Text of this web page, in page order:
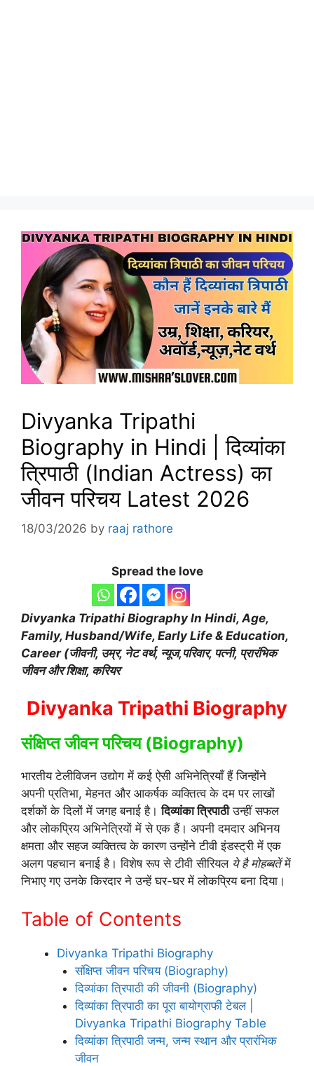
Divyanka Tripathi
Biography in Hindi | दिव्यांका
त्रिपाठी (Indian Actress) का
जीवन परिचय Latest 2026
18/03/2026 by raaj rathore
Spread the love
Divyanka Tripathi BiographyIn Hindi, Age,
Family, Husband/Wife, Early Life & Education,
Career (जीवनी, उम्र, नेट वर्थ, न्यूज,परिवार, पत्नी, प्रारंभिक
जीवन और शिक्षा, करियर
Divyanka Tripathi Biography
संक्षिप्त जीवन परिचय (Biography)
भारतीय टेलीविजन उद्योग में कई ऐसी अभिनेत्रियाँ हैं जिन्होंने
अपनी प्रतिभा, मेहनत और आकर्षक व्यक्तित्व के दम पर लाखों
दर्शकों के दिलों में जगह बनाई है।दिव्यांका त्रिपाठीउन्हीं सफल
और लोकप्रिय अभिनेत्रियों में से एक हैं। अपनी दमदार अभिनय
क्षमता और सहज व्यक्तित्व के कारण उन्होंने टीवी इंडस्ट्री में एक
अलग पहचान बनाई है। विशेष रूप से टीवी सीरियल ये है मोहब्बतेंमें
निभाए गए उनके किरदार ने उन्हें घर-घर में लोकप्रिय बना दिया।
Table of Contents
Divyanka Tripathi Biography
संक्षिप्त जीवन परिचय (Biography)
दिव्यांका त्रिपाठी की जीवनी (Biography)
दिव्यांका त्रिपाठी का पूरा बायोग्राफी टेबल |
Divyanka Tripathi Biography Table
दिव्यांका त्रिपाठी जन्म, जन्म स्थान और प्रारंभिक
जीवन